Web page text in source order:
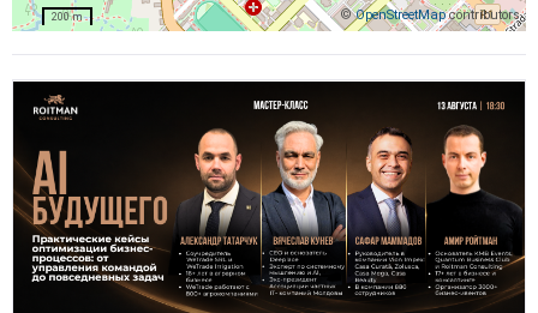
©OpenStreetMapcontributors
200 m